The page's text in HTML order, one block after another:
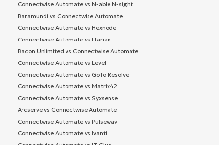
Connectwise Automate vs N-able N-sight
Baramundi vs Connectwise Automate
Connectwise Automate vs Hexnode
Connectwise Automate vs ITarian
Bacon Unlimited vs Connectwise Automate
Connectwise Automate vs Level
Connectwise Automate vs GoTo Resolve
Connectwise Automate vs Matrix42
Connectwise Automate vs Syxsense
Arcserve vs Connectwise Automate
Connectwise Automate vs Pulseway
Connectwise Automate vs Ivanti